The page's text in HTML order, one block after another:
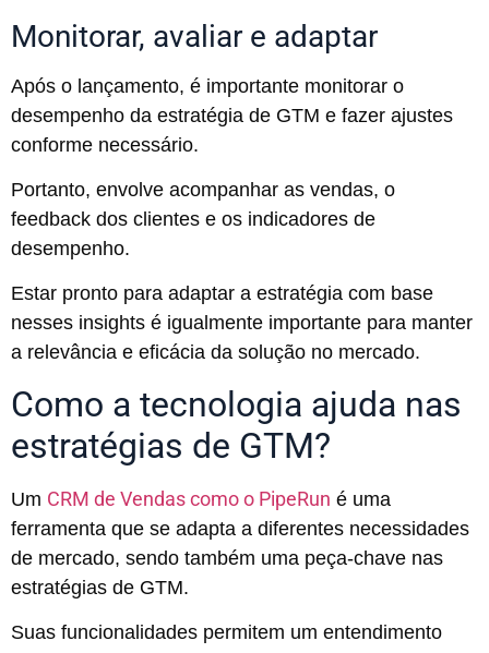
Monitorar, avaliar e adaptar
Após o lançamento, é importante monitorar o
desempenho da estratégia de GTM e fazer ajustes
conforme necessário.
Portanto, envolve acompanhar as vendas, o
feedback dos clientes e os indicadores de
desempenho.
Estar pronto para adaptar a estratégia com base
nesses insights é igualmente importante para manter
a relevância e eficácia da solução no mercado.
Como a tecnologia ajuda nas
estratégias de GTM?
Um CRM de Vendas como o PipeRun é uma
ferramenta que se adapta a diferentes necessidades
de mercado, sendo também uma peça-chave nas
estratégias de GTM.
Suas funcionalidades permitem um entendimento